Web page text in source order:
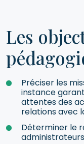
Les
Préciser les
instance
attentes des
relations avec
Déterminer le
administrateurs